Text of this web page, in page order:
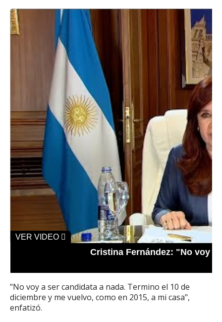
Cristina Fernández: "No voy a
VER VIDEO
"No voy a ser candidata a nada. Termino el 10 de
diciembre y me vuelvo, como en 2015, a mi casa",
enfatizó.